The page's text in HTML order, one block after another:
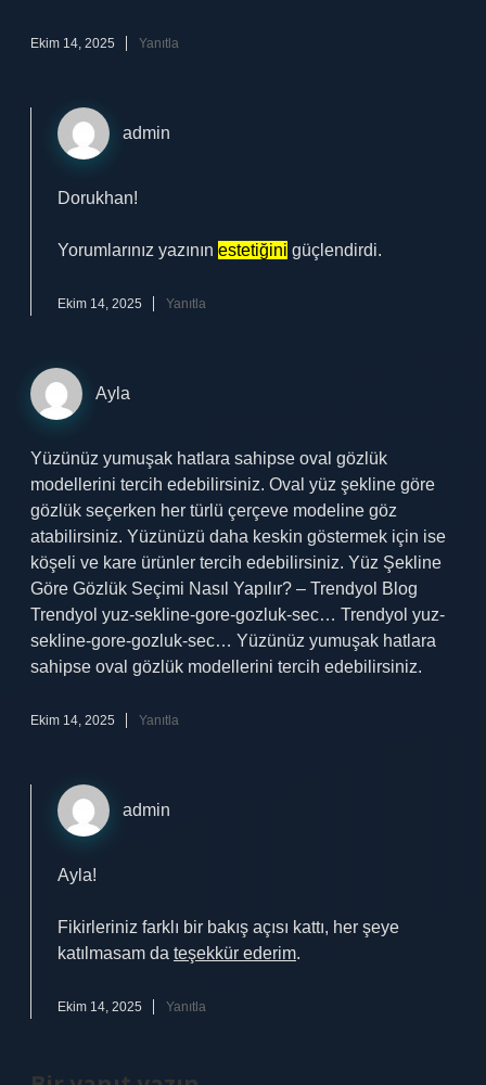
Ekim 14, 2025 Yanıtla
admin
Dorukhan!
Yorumlarınız yazının estetiğini güçlendirdi.
Ekim 14, 2025 Yanıtla
Ayla
Yüzünüz yumuşak hatlara sahipse oval gözlük
modellerini tercih edebilirsiniz. Oval yüz şekline göre
gözlük seçerken her türlü çerçeve modeline göz
atabilirsiniz. Yüzünüzü daha keskin göstermek için ise
köşeli ve kare ürünler tercih edebilirsiniz. Yüz Şekline
Göre Gözlük Seçimi Nasıl Yapılır? – Trendyol Blog
Trendyol yuz-sekline-gore-gozluk-sec… Trendyol yuz-
sekline-gore-gozluk-sec… Yüzünüz yumuşak hatlara
sahipse oval gözlük modellerini tercih edebilirsiniz.
Ekim 14, 2025 Yanıtla
admin
Ayla!
Fikirleriniz farklı bir bakış açısı kattı, her şeye
katılmasam da teşekkür ederim.
Ekim 14, 2025 Yanıtla